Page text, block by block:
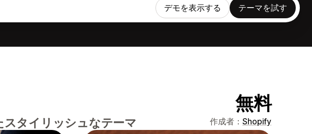
デモを表示する テーマを試す
無料
タイリッシュなテーマ 作成者： Shopify